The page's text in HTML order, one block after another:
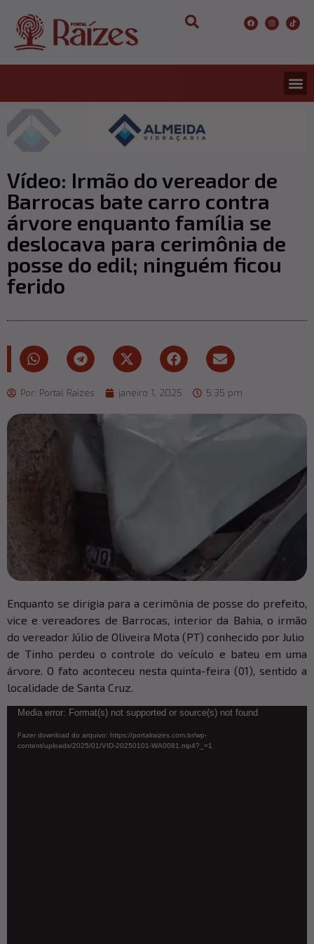
Vídeo: Irmão do vereador de
Barrocas bate carro contra
árvore enquanto família se
deslocava para cerimônia de
posse do edil; ninguém ficou
ferido
Por: Portal Raizes janeiro 1, 2025 5:35 pm
Enquanto se dirigia para a cerimônia de posse do prefeito,
vice e vereadores de Barrocas, interior da Bahia, o irmão
do vereador Júlio de Oliveira Mota (PT) conhecido por Julio
de Tinho perdeu o controle do veículo e bateu em uma
árvore. O fato aconteceu nesta quinta-feira (01), sentido a
localidade de Santa Cruz.
Tocador
de
vídeo
Media error: Format(s) not supported or source(s) not found
Fazer download do arquivo: https://portalraizes.com.br/wp-
content/uploads/2025/01/VID-20250101-WA0081.mp4?_=1